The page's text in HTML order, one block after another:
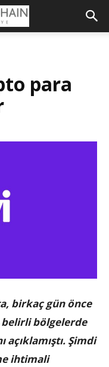
para
birkaç gün önce
bölgelerde
açıklamıştı. Şimdi
ihtimali